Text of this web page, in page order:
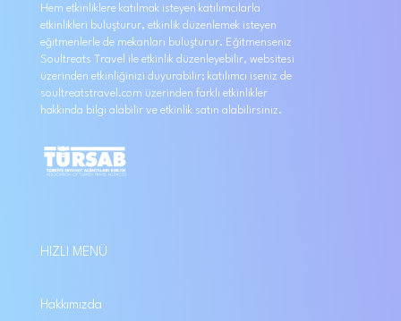
Hem etkinliklere katılmak isteyen katılımcılarla
etkinlikleri buluşturur, etkinlik düzenlemek isteyen
eğitmenlerle de mekanları buluşturur. Eğitmenseniz
Soultreats Travel ile etkinlik düzenleyebilir, websitesi
üzerinden etkinliğinizi duyurabilir; katılımcı iseniz de
soultreatstravel.com üzerinden farklı etkinlikler
hakkında bilgi alabilir ve etkinlik satın alabilirsiniz.
HIZLI MENÜ
Hakkımızda